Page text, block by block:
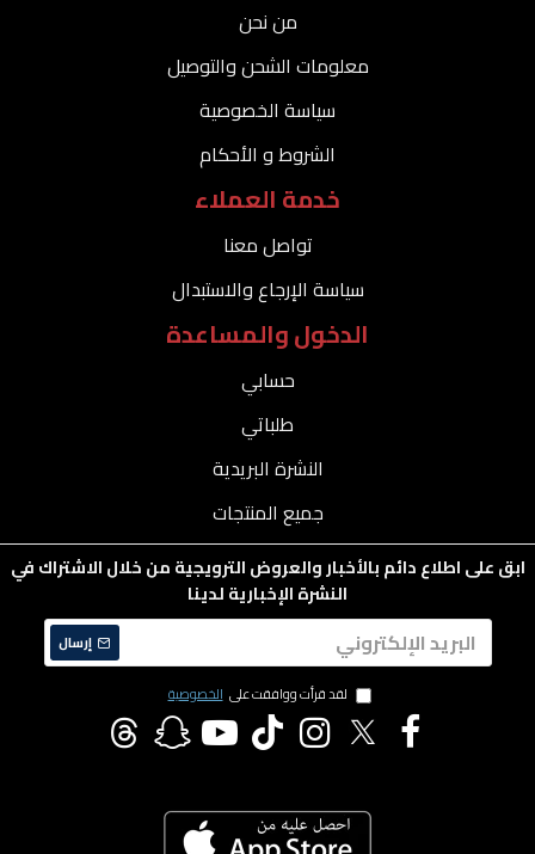
من نحن
معلومات الشحن والتوصيل
سياسة الخصوصية
الشروط و الأحكام
خدمة العملاء
تواصل معنا
سياسة الإرجاع والاستبدال
الدخول والمساعدة
حسابي
طلباتي
النشرة البريدية
جميع المنتجات
ابق على اطلاع دائم بالأخبار والعروض الترويجية من خلال الاشتراك في
النشرة الإخبارية لدينا
إرسال
لقد قرأت ووافقت على الخصوصية